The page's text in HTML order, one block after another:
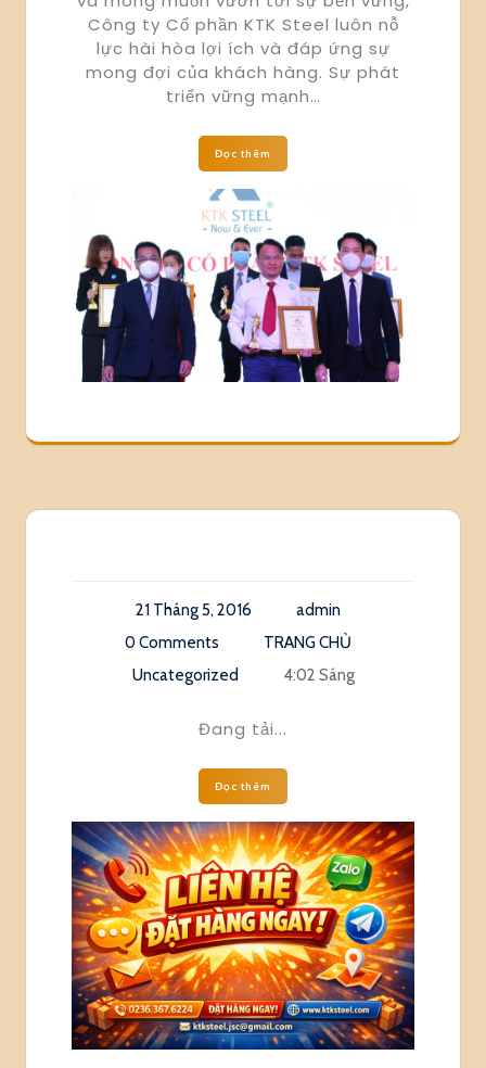
Công ty Cổ phần KTK Steel luôn nỗ
lực hài hòa lợi ích và đáp ứng sự
mong đợi của khách hàng. Sự phát
triển vững mạnh…
Đọc thêm
21 Tháng 5, 2016
admin
0 Comments
TRANG CHỦ
Uncategorized
4:02 Sáng
Đang tải...
Đọc thêm